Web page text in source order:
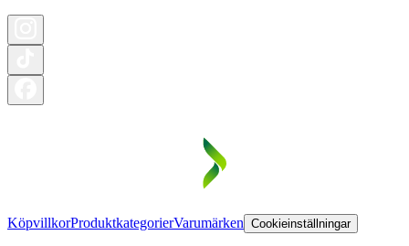
KöpvillkorProduktkategorierVarumärken Cookieinställningar